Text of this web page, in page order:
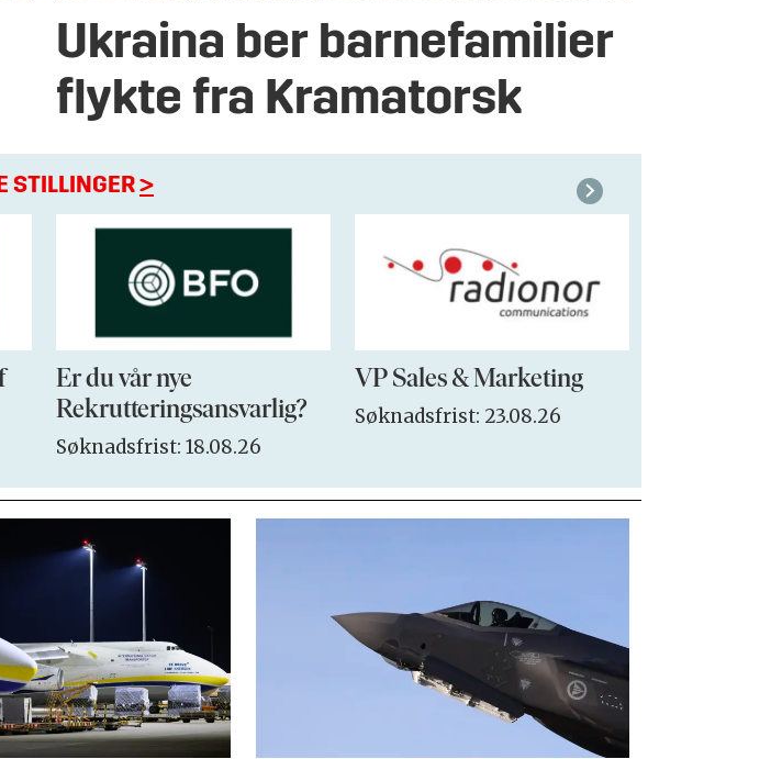
Ukraina ber barnefamilier
flykte fra Kramatorsk
STILLINGER>
Er du vår nye
Rekrutteringsansvarlig?
Søknadsfrist: 18.08.26
VP Sales & Marketing
Søknadsfrist: 23.08.26